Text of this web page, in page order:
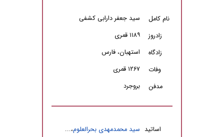
نام کامل
سید جعفر دارابی کشفی
زادروز
۱۱۸۹ قمری
زادگاه
استهبان، فارس
وفات
۱۲۶۷ قمری
مدفن
بروجرد
اساتید سید محمدمهدی بحرالعلوم،...